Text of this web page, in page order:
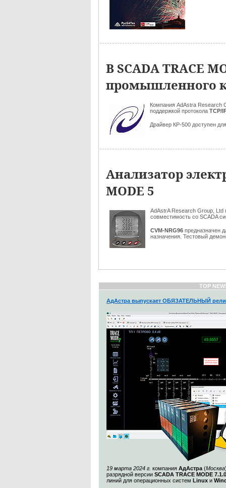
В SCADA TRACE
промышленного
Компания AdAstra Research
поддержкой протокола TCP/
Драйвер КР-500 доступен
Анализатор
MODE 5
AdAstrA Research Group,
совместимость со SCADA
CVM-NRG96 предназначен
назначения. Тестовый
TOP
АдАстра выпускает ОБЯЗАТЕЛЬНЫЙ релиз
19 марта 2024 г. компания АдАстра (Москва
разрядной версии SCADA TRACE MODE
линий для операционных систем Linux и